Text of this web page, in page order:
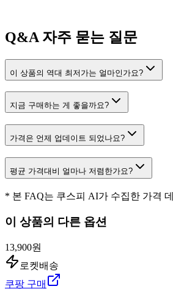
Q&A 자주 묻는 질문
이 상품의 역대 최저가는 얼마인가요?
지금 구매하는 게 좋을까요?
가격은 언제 업데이트 되었나요?
평균 가격대비 얼마나 저렴한가요?
* 본 FAQ는 쿠스피 AI가 수집한 가격
이 상품의 다른 옵션
13,900원
로켓배송
쿠팡 구매